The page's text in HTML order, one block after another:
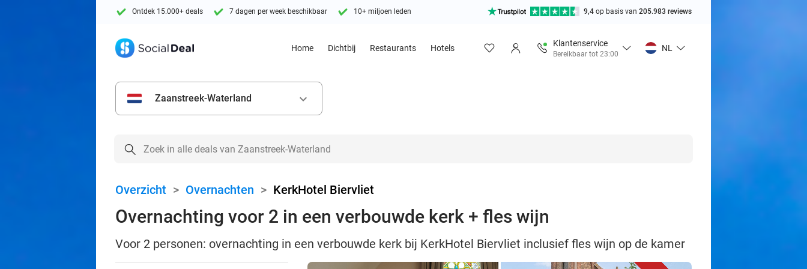
Ontdek 15.000+ deals 7 dagen per week beschikbaar 10+ miljoen leden 9,4 op basis van 205.983 reviews
Home Dichtbij Restaurants Hotels
Klantenservice
Bereikbaar tot 23:00
NL
Zaanstreek-Waterland keyboard_arrow_down
Overzicht > Overnachten > KerkHotel Biervliet
Overnachting voor 2 in een verbouwde kerk + fles wijn
Voor 2 personen: overnachting in een verbouwde kerk bij KerkHotel Biervliet inclusief fles wijn op de kamer